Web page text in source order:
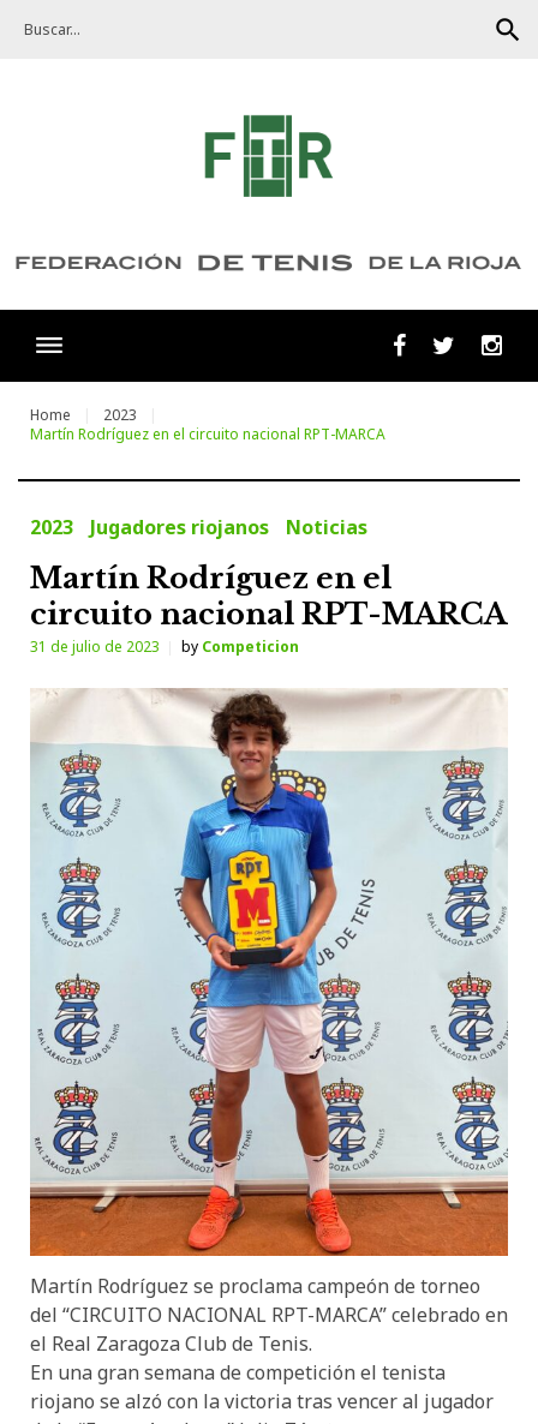
search
FacebookTwitter
Home
2023
Martín Rodríguez en el circuito nacional RPT-MARCA
2023 Jugadores riojanos Noticias
Martín Rodríguez en el
circuito nacional RPT-MARCA
31 de julio de 2023 by Competicion
Martín Rodríguez se proclama campeón de torneo
del “CIRCUITO NACIONAL RPT-MARCA” celebrado en
el Real Zaragoza Club de Tenis.
En una gran semana de competición el tenista
riojano se alzó con la victoria tras vencer al jugador